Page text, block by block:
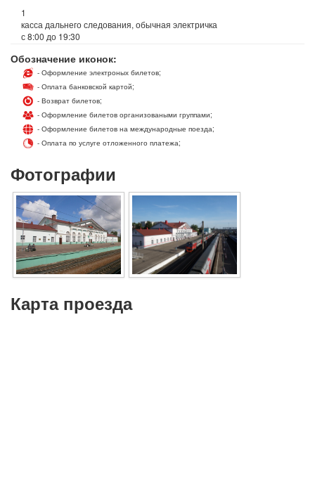
1
касса дальнего следования, обычная электричка
с 8:00 до 19:30
Обозначение иконок:
- Оформление электроных билетов;
- Оплата банковской картой;
- Возврат билетов;
- Оформление билетов организоваными группами;
- Оформление билетов на международные поезда;
- Оплата по услуге отложенного платежа;
Фотографии
Карта проезда